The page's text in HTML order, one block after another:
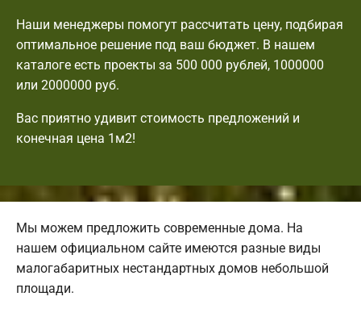
Наши менеджеры помогут рассчитать цену, подбирая
оптимальное решение под ваш бюджет. В нашем
каталоге есть проекты за 500 000 рублей, 1000000
или 2000000 руб.
Вас приятно удивит стоимость предложений и
конечная цена 1м2!
Мы можем предложить современные дома. На
нашем официальном сайте имеются разные виды
малогабаритных нестандартных домов небольшой
площади.